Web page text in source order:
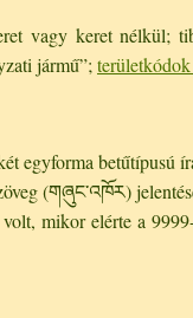
vagy keret nélkül;
jármű”;
egyforma betűtípusú
(གཞུང་འཁོཪ)
mikor elérte a